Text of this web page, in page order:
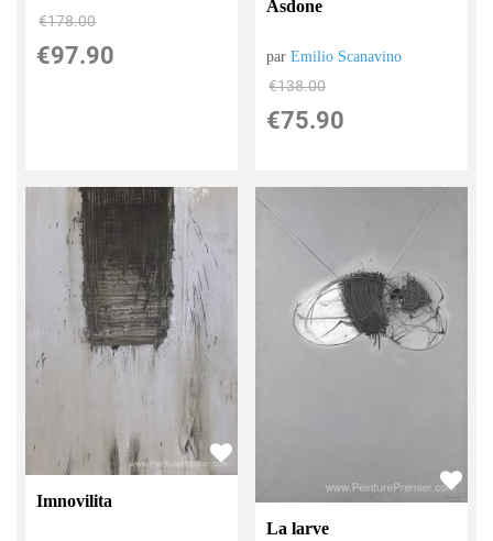
€178.00
€97.90
Asdone
parEmilio Scanavino
€138.00
€75.90
Imnovilita
La larve